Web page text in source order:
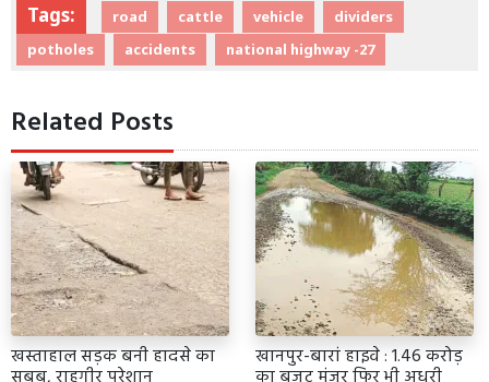
Tags: road cattle vehicle
dividers
potholes
accidents national highway -27
Related Posts
खस्ताहाल सड़क बनी हादसे का खानपुर-बारां हाइवे : 1.46 करोड़